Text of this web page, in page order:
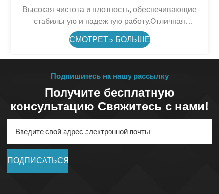
Оксида Алюминия
Высокая чистота и плотность, обеспечивающие
стабильную и надежную работу.Отличная
износостойкость, стойкость к высоким
температурам и электроизоляция.Хорошая
точность размеров и чистота поверхности после
прецизионной обработки.
СМОТРЕТЬ БОЛЬШЕ
Подпишитесь на нашу рассылку
Получите бесплатную
консультацию Свяжитесь с нами!
ПОДПИСАТЬСЯ